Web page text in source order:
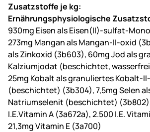
Zusatzstoffe je kg:
Ernährungsphysiologische
930mg Eisen als Eisen(II)-sulfat-
273mg Mangan als Mangan-II-oxid
als Zinkoxid (3b603), 60mg Jod als
Kalziumjodat (beschichtet,
25mg Kobalt als granuliertes Kobalt-
(beschichtet) (3b304), 7,5mg Selen
Natriumselenit (beschichtet)
I.E.Vitamin A (3a672a), 2.500 I.E.
21,3mg Vitamin E (3a700)